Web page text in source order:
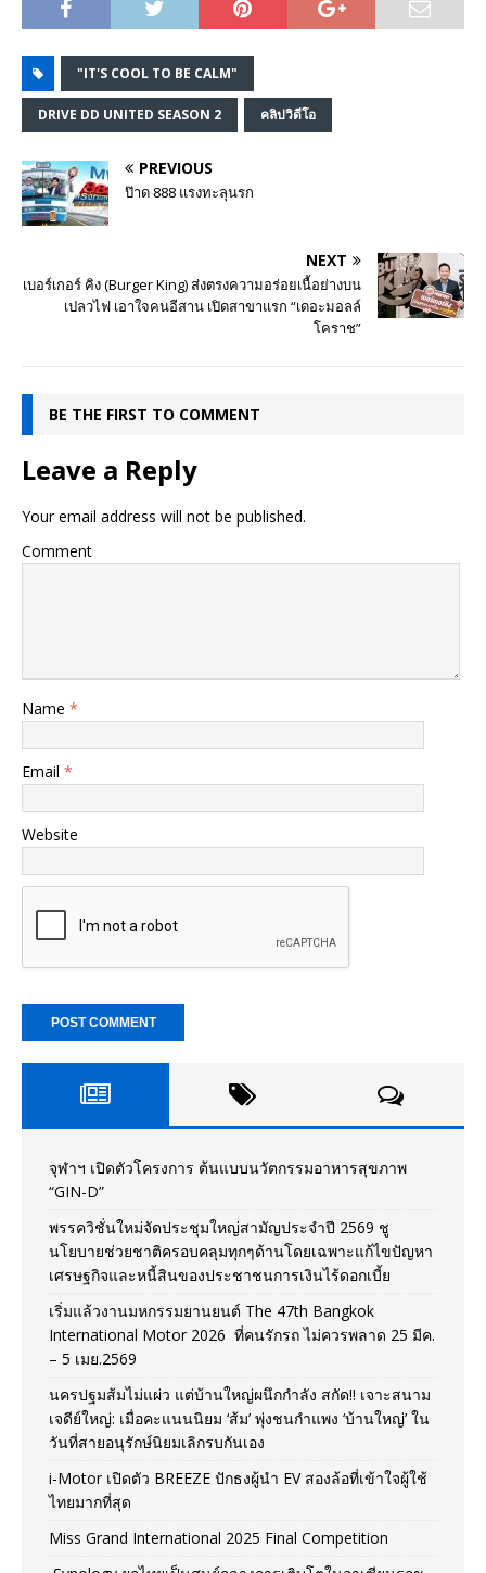
"IT'S COOL TO BE CALM"
DRIVE DD UNITED SEASON 2 คลิปวิดีโอ
PREVIOUS
ป๊าด 888 แรงทะลุนรก
NEXT
เบอร์เกอร์ คิง (Burger King) ส่งตรงความอร่อยเนื้อย่างบน
เปลวไฟ เอาใจคนอีสาน เปิดสาขาแรก “เดอะมอลล์
โคราช”
BE THE FIRST TO COMMENT
Leave a Reply
Your email address will not be published.
Comment
Name *
Email *
Website
จุฬาฯ เปิดตัวโครงการ ต้นแบบนวัตกรรมอาหารสุขภาพ
“GIN-D”
พรรควิชั่นใหม่จัดประชุมใหญ่สามัญประจำปี 2569 ชู
นโยบายช่วยชาติครอบคลุมทุกๆด้านโดยเฉพาะแก้ไขปัญหา
เศรษฐกิจและหนี้สินของประชาชนการเงินไร้ดอกเบี้ย
เริ่มแล้วงานมหกรรมยานยนต์ The 47th Bangkok
International Motor 2026 ที่คนรักรถ ไม่ควรพลาด 25 มีค.
– 5 เมย.2569
นครปฐมส้มไม่แผ่ว แต่บ้านใหญ่ผนึกกำลัง สกัด!! เจาะสนาม
เจดีย์ใหญ่: เมื่อคะแนนนิยม ‘ส้ม’ พุ่งชนกำแพง ‘บ้านใหญ่’ ใน
วันที่สายอนุรักษ์นิยมเลิกรบกันเอง
i-Motor เปิดตัว BREEZE ปักธงผู้นำ EV สองล้อที่เข้าใจผู้ใช้
ไทยมากที่สุด
Miss Grand International 2025 Final Competition